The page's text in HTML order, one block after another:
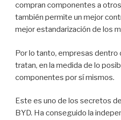
compran componentes a
también permite un mejor
mejor estandarización de los
Por lo tanto, empresas
tratan, en la medida de lo
componentes por sí mismos.
Este es uno de los secretos
BYD. Ha conseguido la